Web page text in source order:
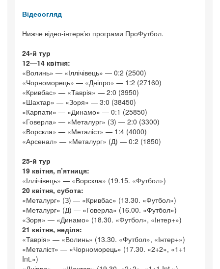
Відеоогляд
Нижче відео-інтерв’ю програми ПроФутбол.
24-й тур
12—14 квітня:
«Волинь» — «Іллічівець» — 0:2 (2500)
«Чорноморець» — «Дніпро» — 1:2 (27160)
«Кривбас» — «Таврія» — 2:0 (3950)
«Шахтар» — «Зоря» — 3:0 (38450)
«Карпати» — «Динамо» — 0:1 (25850)
«Говерла» — «Металург» (З) — 2:0 (3300)
«Ворскла» — «Металіст» — 1:4 (4000)
«Арсенал» — «Металург» (Д) — 0:2 (1850)
25-й тур
19 квітня, п’ятниця:
«Іллічівець» — «Ворскла» (19.15. «Футбол»)
20 квітня, субота:
«Металург» (З) — «Кривбас» (13.30. «Футбол»)
«Металург» (Д) — «Говерла» (16.00. «Футбол»)
«Зоря» — «Динамо» (18.30. «Футбол», «Інтер+»)
21 квітня, неділя:
«Таврія» — «Волинь» (13.30. «Футбол», «Інтер+»)
«Металіст» — «Чорноморець» (17.30. «2+2», «1+1
Int.»)